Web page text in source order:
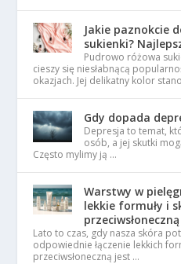
Jakie paznokcie
sukienki?
Pudrowo różowa
cieszy się niesłabnącą
okazjach. Jej delikatny kolor
Gdy dopada
Depresja to temat,
osób, a jej skutki
Często mylimy ją …
Warstwy w
lekkie formuły i
przeciwsłoneczną
Lato to czas, gdy nasza skóra
odpowiednie łączenie lekkich
przeciwsłoneczną jest …